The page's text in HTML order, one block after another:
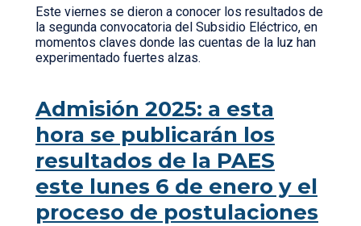
Este viernes se dieron a conocer los resultados de
la segunda convocatoria del Subsidio Eléctrico, en
momentos claves donde las cuentas de la luz han
experimentado fuertes alzas.
Admisión 2025: a esta
hora se publicarán los
resultados de la PAES
este lunes 6 de enero y el
proceso de postulaciones